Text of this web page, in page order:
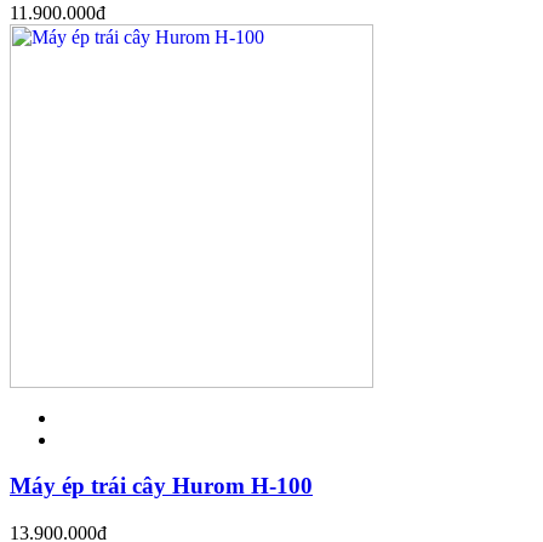
11.900.000đ
Máy ép trái cây Hurom H-100
13.900.000đ